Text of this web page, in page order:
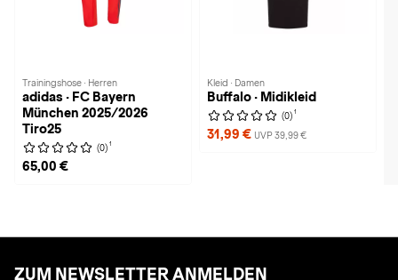
Trainingshose · Herren
adidas · FC Bayern
München 2025/2026
Tiro25
(0) 1
65,00 €
Kleid · Damen
Buffalo · Midikleid
(0) 1
31,99 € UVP 39,99 €
ZUM NEWSLETTER ANMELDEN